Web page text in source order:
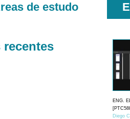
de estudo
recentes
ENG.
Diego